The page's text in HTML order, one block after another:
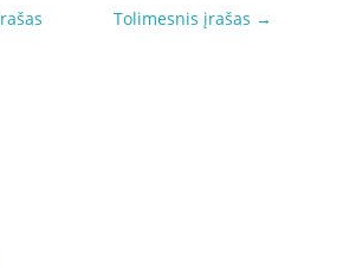
Tolimesnis įrašas →